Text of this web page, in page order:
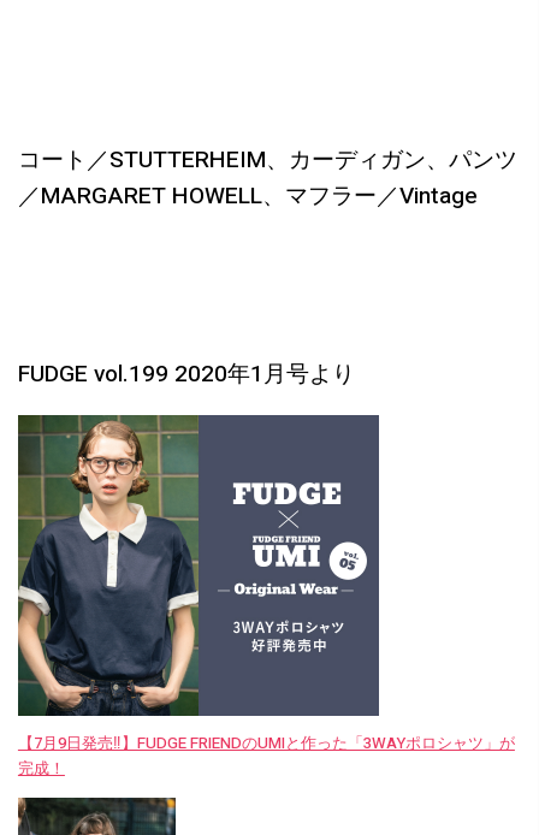
コート／STUTTERHEIM、カーディガン、パンツ
／MARGARET HOWELL、マフラー／Vintage
FUDGE vol.199 2020年1月号より
【7月9日発売‼︎】FUDGE FRIENDのUMIと作った「3WAYポロシャツ」が
完成！